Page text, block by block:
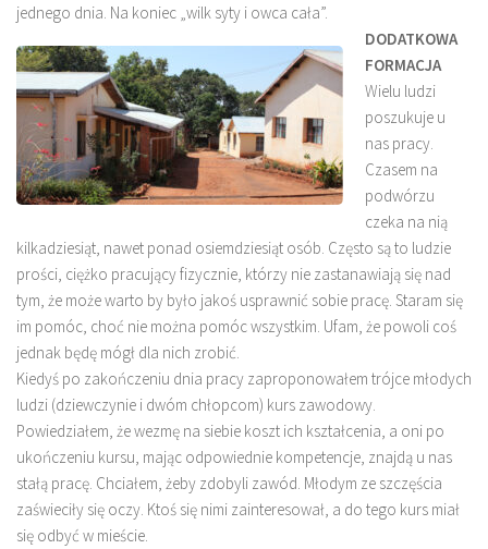
jednego dnia. Na koniec „wilk syty i owca cała”.
DODATKOWA
FORMACJA
Wielu ludzi
poszukuje u
nas pracy.
Czasem na
podwórzu
czeka na nią
kilkadziesiąt, nawet ponad osiemdziesiąt osób. Często są to ludzie
prości, ciężko pracujący fizycznie, którzy nie zastanawiają się nad
tym, że może warto by było jakoś usprawnić sobie pracę. Staram się
im pomóc, choć nie można pomóc wszystkim. Ufam, że powoli coś
jednak będę mógł dla nich zrobić.
Kiedyś po zakończeniu dnia pracy zaproponowałem trójce młodych
ludzi (dziewczynie i dwóm chłopcom) kurs zawodowy.
Powiedziałem, że wezmę na siebie koszt ich kształcenia, a oni po
ukończeniu kursu, mając odpowiednie kompetencje, znajdą u nas
stałą pracę. Chciałem, żeby zdobyli zawód. Młodym ze szczęścia
zaświeciły się oczy. Ktoś się nimi zainteresował, a do tego kurs miał
się odbyć w mieście.